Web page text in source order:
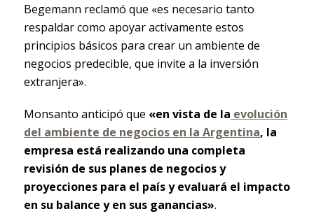
Begemann reclamó que «es necesario tanto
respaldar como apoyar activamente estos
principios básicos para crear un ambiente de
negocios predecible, que invite a la inversión
extranjera».
Monsanto anticipó que «en vista de la evolución
del ambiente de negocios en la Argentina, la
empresa está realizando una completa
revisión de sus planes de negocios y
proyecciones para el país y evaluará el impacto
en su balance y en sus ganancias».